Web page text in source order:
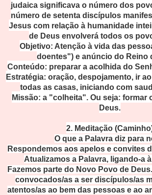
judaica significava o número dos
número de setenta discípulos
Jesus com relação à humanidade
de Deus envolverá todos os
Objetivo: Atenção à vida das
doentes") e anúncio do Reino
Conteúdo: preparar a acolhida do
Estratégia: oração, despojamento, ir
todas as casas, iniciando com
Missão: a "colheita". Ou seja: formar
Deus.
2. Meditação
O que a Palavra diz para
Respondemos aos apelos e convites
Atualizamos a Palavra, ligando-a
Fazemos parte do Novo Povo de
convocados/as a ser discípulos/as
atentos/as ao bem das pessoas e ao